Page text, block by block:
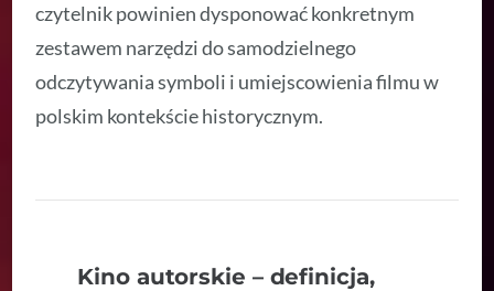
czytelnik powinien dysponować konkretnym
zestawem narzędzi do samodzielnego
odczytywania symboli i umiejscowienia filmu w
polskim kontekście historycznym.
Kino autorskie – definicja,